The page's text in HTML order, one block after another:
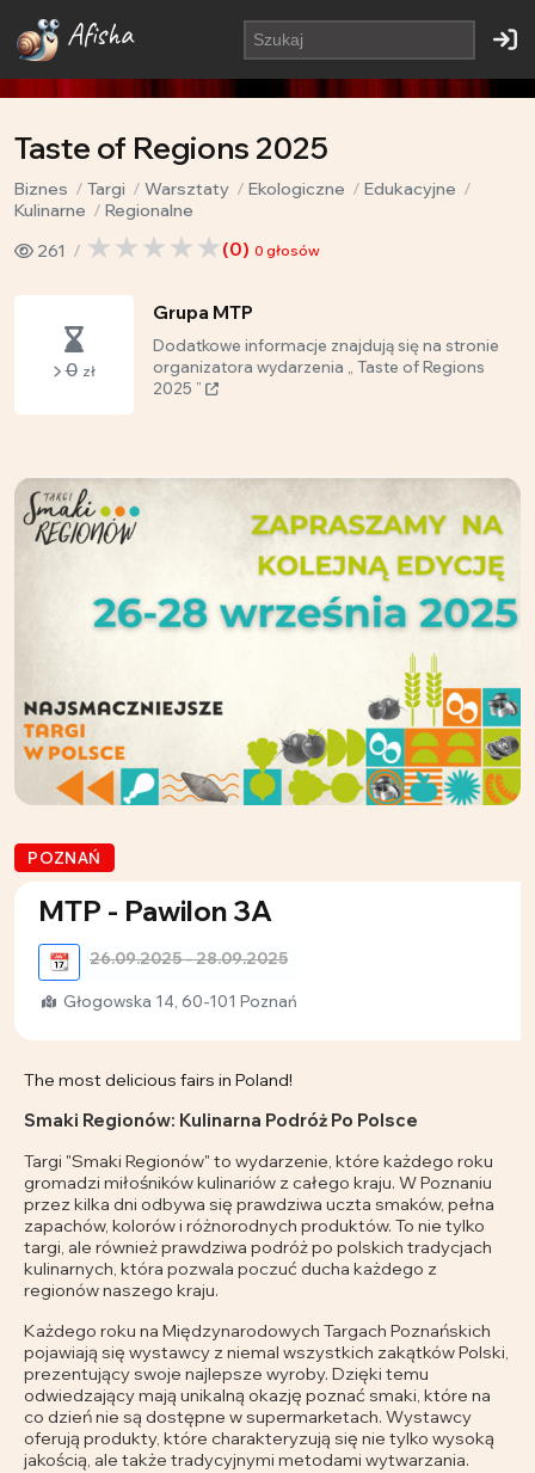
Afisha
Taste of Regions 2025
Biznes Targi Warsztaty Ekologiczne
Edukacyjne
Kulinarne
Regionalne
261
(0) 0 głosów
0 zł
Grupa MTP
Dodatkowe informacje znajdują się na stronie
organizatora wydarzenia „ Taste of Regions
2025 ”
POZNAŃ
MTP - Pawilon 3A
📆 26.09.2025 - 28.09.2025
Głogowska 14, 60-101 Poznań
The most delicious fairs in Poland!
Smaki Regionów: Kulinarna Podróż Po Polsce
Targi "Smaki Regionów" to wydarzenie, które każdego roku
gromadzi miłośników kulinariów z całego kraju. W Poznaniu
przez kilka dni odbywa się prawdziwa uczta smaków, pełna
zapachów, kolorów i różnorodnych produktów. To nie tylko
targi, ale również prawdziwa podróż po polskich tradycjach
kulinarnych, która pozwala poczuć ducha każdego z
regionów naszego kraju.
Każdego roku na Międzynarodowych Targach Poznańskich
pojawiają się wystawcy z niemal wszystkich zakątków Polski,
prezentujący swoje najlepsze wyroby. Dzięki temu
odwiedzający mają unikalną okazję poznać smaki, które na
co dzień nie są dostępne w supermarketach. Wystawcy
oferują produkty, które charakteryzują się nie tylko wysoką
jakością, ale także tradycyjnymi metodami wytwarzania.